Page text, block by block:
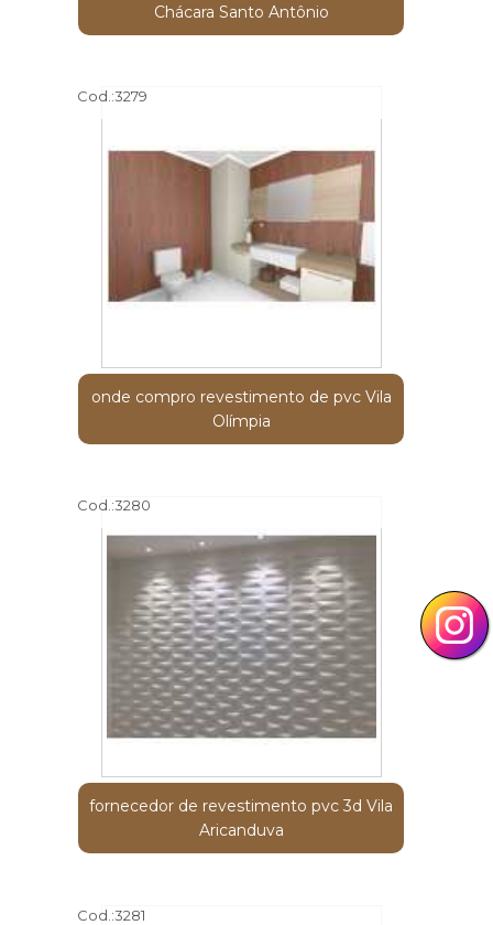
Chácara Santo Antônio
Cod.:3279
onde compro revestimento de pvc Vila
Olímpia
Cod.:3280
fornecedor de revestimento pvc 3d Vila
Aricanduva
Cod.:3281